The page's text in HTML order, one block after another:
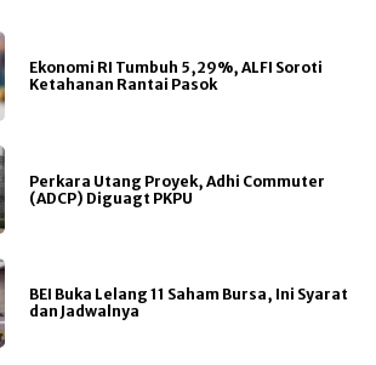
Ekonomi RI Tumbuh 5,29%, ALFI Soroti
Ketahanan Rantai Pasok
Perkara Utang Proyek, Adhi Commuter
(ADCP) Diguagt PKPU
BEI Buka Lelang 11 Saham Bursa, Ini Syarat
dan Jadwalnya